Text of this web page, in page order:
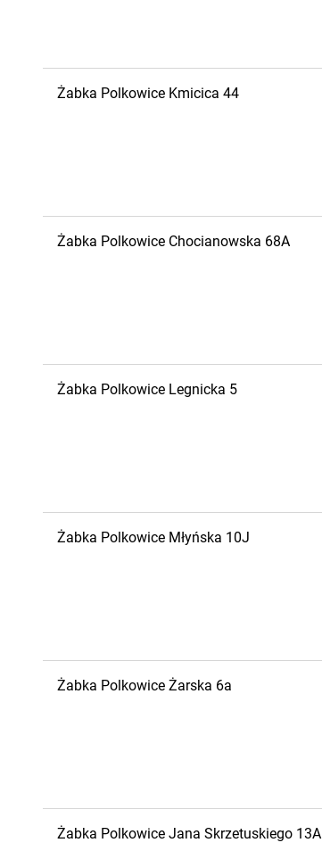
Żabka Polkowice Kmicica 44
Żabka Polkowice Chocianowska 68A
Żabka Polkowice Legnicka 5
Żabka Polkowice Młyńska 10J
Żabka Polkowice Żarska 6a
Żabka Polkowice Jana Skrzetuskiego 13A